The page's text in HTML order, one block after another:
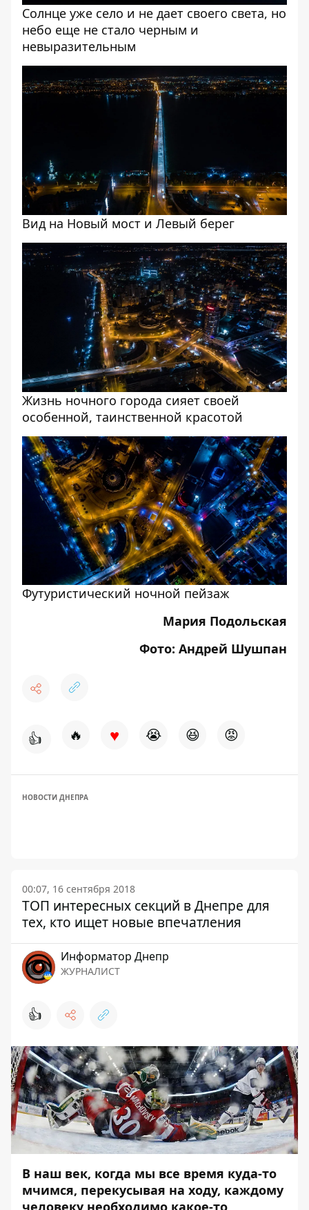
Солнце уже село и не дает своего света, но
небо еще не стало черным и
невыразительным
Вид на Новый мост и Левый берег
Жизнь ночного города сияет своей
особенной, таинственной красотой
Футуристический ночной пейзаж
Мария Подольская
Фото: Андрей Шушпан
👍 🔥 ♥ 😭 😆 😡
НОВОСТИ ДНЕПРА
00:07, 16 сентября 2018
ТОП интересных секций в Днепре для
тех, кто ищет новые впечатления
Информатор Днепр
ЖУРНАЛИСТ
👍
В наш век, когда мы все время куда-то
мчимся, перекусывая на ходу, каждому